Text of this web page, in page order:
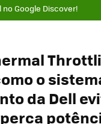
Google Discover!
o
da Dell